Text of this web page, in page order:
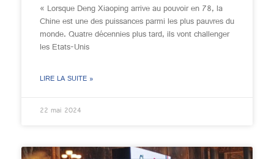
« Lorsque Deng Xiaoping arrive au pouvoir en 78, la
Chine est une des puissances parmi les plus pauvres du
monde. Quatre décennies plus tard, ils vont challenger
les Etats-Unis
LIRE LA SUITE »
22 mai 2024